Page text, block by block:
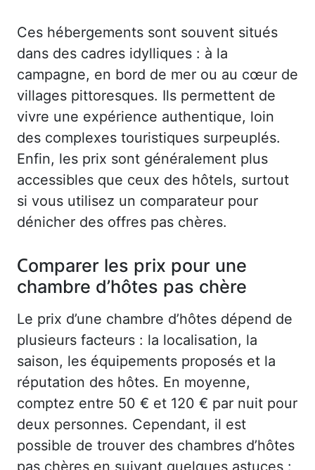
Ces hébergements sont souvent situés
dans des cadres idylliques : à la
campagne, en bord de mer ou au cœur de
villages pittoresques. Ils permettent de
vivre une expérience authentique, loin
des complexes touristiques surpeuplés.
Enfin, les prix sont généralement plus
accessibles que ceux des hôtels, surtout
si vous utilisez un comparateur pour
dénicher des offres pas chères.
Comparer les prix pour une
chambre d’hôtes pas chère
Le prix d’une chambre d’hôtes dépend de
plusieurs facteurs : la localisation, la
saison, les équipements proposés et la
réputation des hôtes. En moyenne,
comptez entre 50 € et 120 € par nuit pour
deux personnes. Cependant, il est
possible de trouver des chambres d’hôtes
pas chères en suivant quelques astuces :